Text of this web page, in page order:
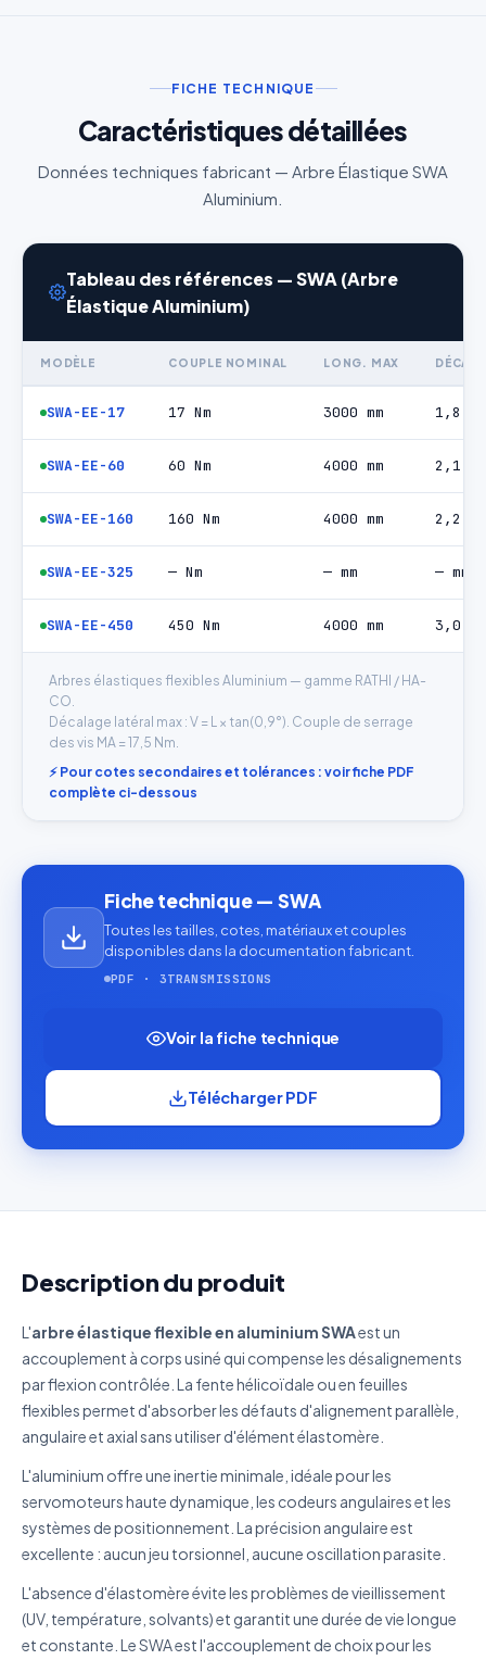
FICHE TECHNIQUE
Caractéristiques détaillées
Données techniques fabricant — Arbre Élastique SWA
Aluminium.
Tableau des références — SWA (Arbre
Élastique Aluminium)
MODÈLE COUPLE NOMINAL LONG. MAX DÉCAL.
SWA-EE-17 17 Nm 3000 mm 1,8 mm
SWA-EE-60 60 Nm 4000 mm 2,1 mm
SWA-EE-160 160 Nm 4000 mm 2,2 mm
SWA-EE-325 — Nm — mm — mm
SWA-EE-450 450 Nm 4000 mm 3,0 mm
Arbres élastiques flexibles Aluminium — gamme RATHI / HA-
CO.
Décalage latéral max : V = L × tan(0,9°). Couple de serrage
des vis MA = 17,5 Nm.
⚡ Pour cotes secondaires et tolérances : voir fiche PDF
complète ci-dessous
Fiche technique — SWA
Toutes les tailles, cotes, matériaux et couples
disponibles dans la documentation fabricant.
PDF · 3TRANSMISSIONS
Voir la fiche technique
Télécharger PDF
Description du produit
L'arbre élastique flexible en aluminium SWAest un
accouplement à corps usiné qui compense les désalignements
par flexion contrôlée. La fente hélicoïdale ou en feuilles
flexibles permet d'absorber les défauts d'alignement parallèle,
angulaire et axial sans utiliser d'élément élastomère.
L'aluminium offre une inertie minimale, idéale pour les
servomoteurs haute dynamique, les codeurs angulaires et les
systèmes de positionnement. La précision angulaire est
excellente : aucun jeu torsionnel, aucune oscillation parasite.
L'absence d'élastomère évite les problèmes de vieillissement
(UV, température, solvants) et garantit une durée de vie longue
et constante. Le SWA est l'accouplement de choix pour les
Réponse sous 24h — Sans engagement
Entreprise
Email*
Téléphone
Référence produit
Quantité estimée
Décrivez votre besoin
Envoyer ma demande de devis
Vos données sont protégées et ne seront jamais
partagées